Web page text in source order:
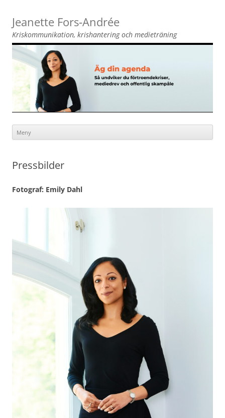
Jeanette Fors‑Andrée
Kriskommunikation, krishantering och medieträning
Meny
Pressbilder
Fotograf: Emily Dahl